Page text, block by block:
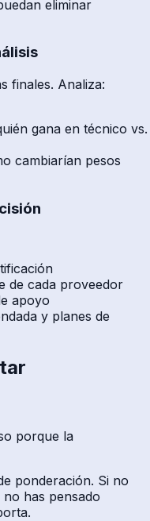
eliminar
finales. Analiza:
gana en técnico vs.
cambiarían pesos
de cada proveedor
apoyo
y planes de
porque la
ponderación. Si no
has pensado